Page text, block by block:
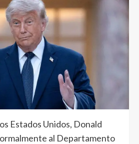
Estados Unidos, Donald
al Departamento